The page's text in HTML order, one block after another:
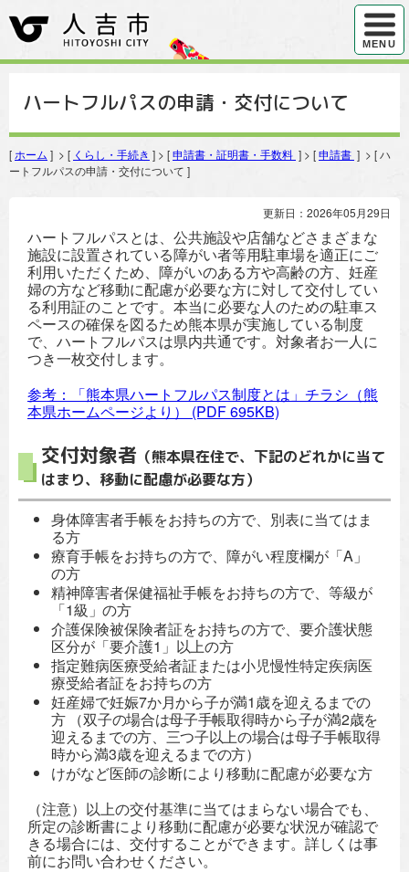
ハンバ
MENU
ハートフルパスの申請・交付について
[ ホーム ] > [ くらし・手続き ] > [申請書・証明書・手数料 ] > [申請書 ] > [ ハ
ートフルパスの申請・交付について ]
更新日：2026年05月29日
ハートフルパスとは、公共施設や店舗などさまざまな
施設に設置されている障がい者等用駐車場を適正にご
利用いただくため、障がいのある方や高齢の方、妊産
婦の方など移動に配慮が必要な方に対して交付してい
る利用証のことです。本当に必要な人のための駐車ス
ペースの確保を図るため熊本県が実施している制度
で、ハートフルパスは県内共通です。対象者お一人に
つき一枚交付します。
参考：「熊本県ハートフルパス制度とは」チラシ（熊
本県ホームページより）
(PDF 695KB)
交付対象者 （熊本県在住で、下記のどれかに当て
はまり、移動に配慮が必要な方）
身体障害者手帳をお持ちの方で、別表に当てはま
る方
療育手帳をお持ちの方で、障がい程度欄が「A 」
の方
精神障害者保健福祉手帳をお持ちの方で、等級が
「1級」の方
介護保険被保険者証をお持ちの方で、要介護状態
区分が「要介護1 」以上の方
指定難病医療受給者証または小児慢性特定疾病医
療受給者証をお持ちの方
妊産婦で妊娠7か月から子が満1歳を迎えるまでの
方 （双子の場合は母子手帳取得時から子が満2歳を
迎えるまでの方、三つ子以上の場合は母子手帳取得
時から満3歳を迎えるまでの方）
けがなど医師の診断により移動に配慮が必要な方
（注意）以上の交付基準に当てはまらない場合でも、
所定の診断書により移動に配慮が必要な状況が確認で
きる場合には、交付することができます。詳しくは事
前にお問い合わせください。